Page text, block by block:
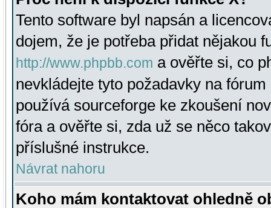
Tento software byl napsán a
dojem, že je potřeba přidat nějakou
http://www.phpbb.com a ověřte si, co
nevkládejte tyto požadavky na
používá sourceforge ke zkoušení
fóra a ověřte si, zda už se něco
příslušné instrukce.
Návrat nahoru
Koho mám kontaktovat ohledně